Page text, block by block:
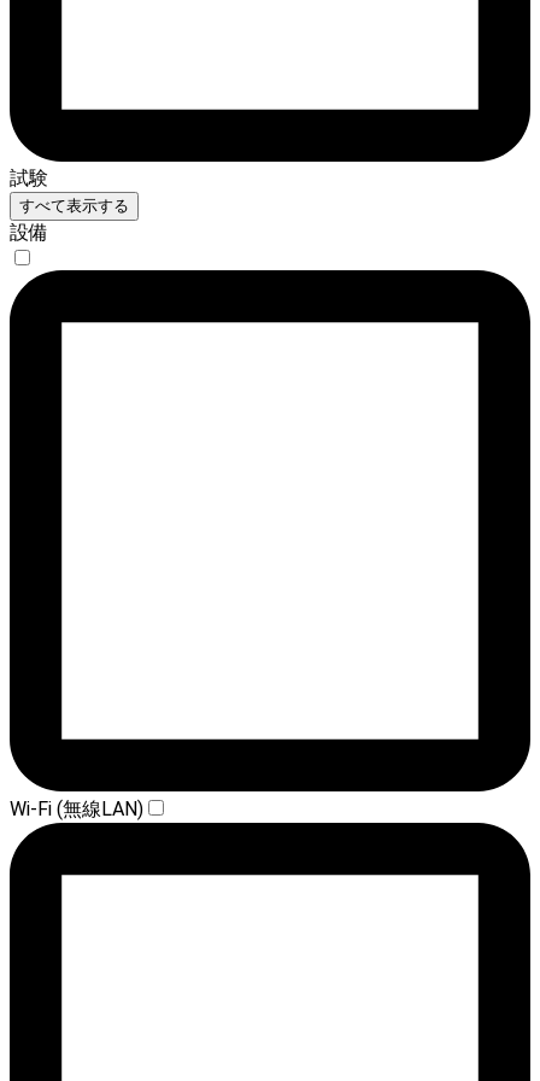
試験
すべて表示する
設備
Wi-Fi (無線LAN)